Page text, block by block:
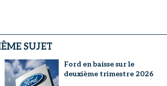
SUJET
Ford en baisse sur le
deuxième trimestre 2026